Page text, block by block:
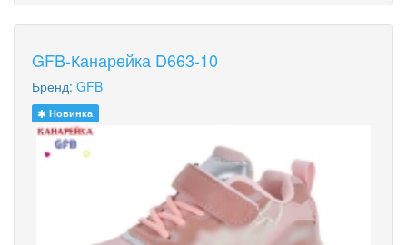
GFB-Канарейка D663-10
Бренд: GFB
Новинка